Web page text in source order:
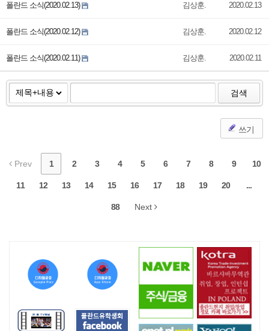
폴란드 소식(2020.02.13) 김상훈. 2020.02.13
폴란드 소식(2020.02.12) 김상훈. 2020.02.12
폴란드 소식(2020.02.11) 김상훈. 2020.02.11
검색
쓰기
Prev 1 2 3 4 5 6 7 8 9 10
11 12 13 14 15 16 17 18 19 20 ...
88 Next